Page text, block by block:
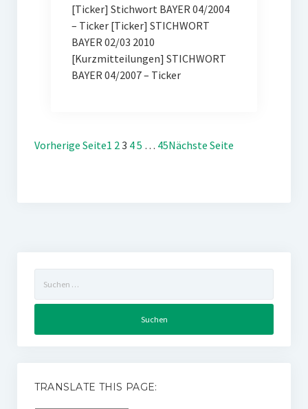
[Ticker] Stichwort BAYER 04/2004
– Ticker [Ticker] STICHWORT
BAYER 02/03 2010
[Kurzmitteilungen] STICHWORT
BAYER 04/2007 – Ticker
Vorherige Seite1 23 45 … 45Nächste Seite
nach:
TRANSLATE THIS PAGE: